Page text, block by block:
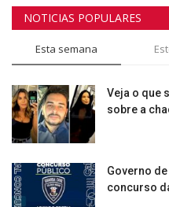
NOTICIAS POPULARES
Esta semana
Veja o que
sobre a
Governo
concurso